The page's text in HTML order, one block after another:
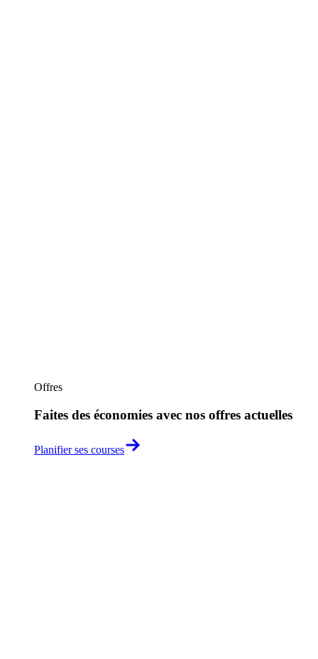
Offres
Faites des économies avec nos offres actuelles
Planifier ses courses